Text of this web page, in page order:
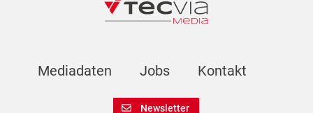
Mediadaten Jobs Kontakt
Newsletter